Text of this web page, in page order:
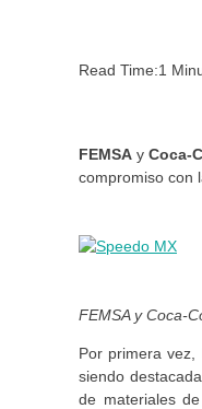
Read Time:1
FEMSA yCoca-
compromiso con
FEMSA y Coca-
Por primera vez,
siendo
de materiales